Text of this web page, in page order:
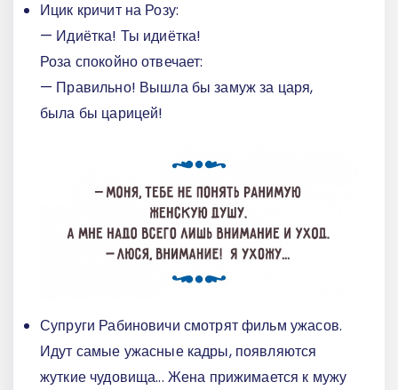
Ицик кричит на Розу:
— Идиётка! Ты идиётка!
Роза спокойно отвечает:
— Правильно! Вышла бы замуж за царя,
была бы царицей!
Супруги Рабиновичи смотрят фильм ужасов.
Идут самые ужасные кадры, появляются
жуткие чудовища... Жена прижимается к мужу